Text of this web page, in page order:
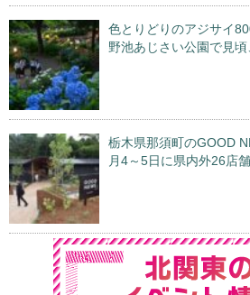
色とりどりのアジサイ
野池あじさい公園で見
栃木県那須町のGOOD
月4～5日に県内外26店